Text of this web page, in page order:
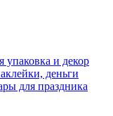
упаковка и декор
деньги
для праздника